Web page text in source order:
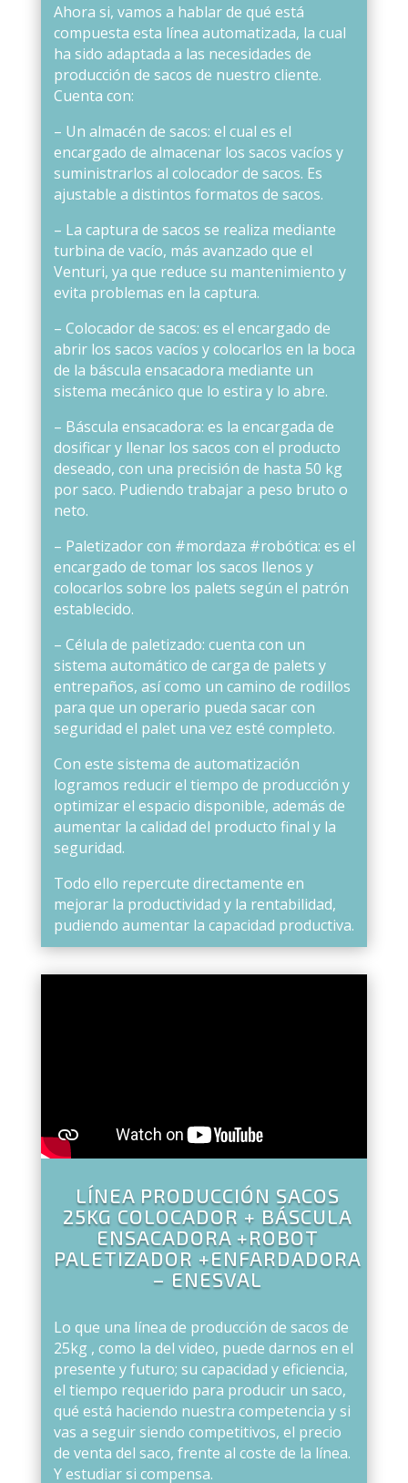
Ahora si, vamos a hablar de qué está
compuesta esta línea automatizada, la cual
ha sido adaptada a las necesidades de
producción de sacos de nuestro cliente.
Cuenta con:
– Un almacén de sacos: el cual es el
encargado de almacenar los sacos vacíos y
suministrarlos al colocador de sacos. Es
ajustable a distintos formatos de sacos.
– La captura de sacos se realiza mediante
turbina de vacío, más avanzado que el
Venturi, ya que reduce su mantenimiento y
evita problemas en la captura.
– Colocador de sacos: es el encargado de
abrir los sacos vacíos y colocarlos en la boca
de la báscula ensacadora mediante un
sistema mecánico que lo estira y lo abre.
– Báscula ensacadora: es la encargada de
dosificar y llenar los sacos con el producto
deseado, con una precisión de hasta 50 kg
por saco. Pudiendo trabajar a peso bruto o
neto.
– Paletizador con #mordaza #robótica: es el
encargado de tomar los sacos llenos y
colocarlos sobre los palets según el patrón
establecido.
– Célula de paletizado: cuenta con un
sistema automático de carga de palets y
entrepaños, así como un camino de rodillos
para que un operario pueda sacar con
seguridad el palet una vez esté completo.
Con este sistema de automatización
logramos reducir el tiempo de producción y
optimizar el espacio disponible, además de
aumentar la calidad del producto final y la
seguridad.
Todo ello repercute directamente en
mejorar la productividad y la rentabilidad,
pudiendo aumentar la capacidad productiva.
LÍNEA PRODUCCIÓN SACOS
25KG COLOCADOR + BÁSCULA
ENSACADORA +ROBOT
PALETIZADOR +ENFARDADORA
– ENESVAL
Lo que una línea de producción de sacos de
25kg , como la del video, puede darnos en el
presente y futuro; su capacidad y eficiencia,
el tiempo requerido para producir un saco,
qué está haciendo nuestra competencia y si
vas a seguir siendo competitivos, el precio
de venta del saco, frente al coste de la línea.
Y estudiar si compensa.